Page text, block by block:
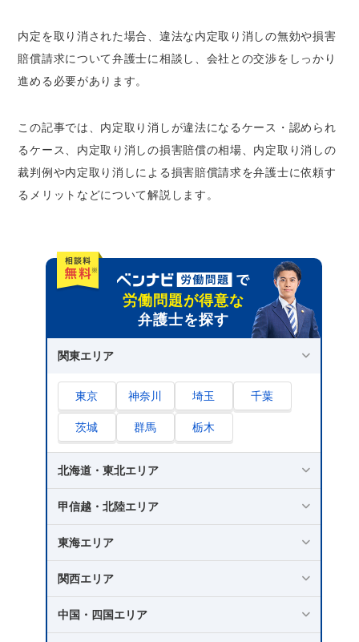
内定を取り消された場合、違法な内定取り消しの無効や損害
賠償請求について弁護士に相談し、会社との交渉をしっかり
進める必要があります。
この記事では、内定取り消しが違法になるケース・認められ
るケース、内定取り消しの損害賠償の相場、内定取り消しの
裁判例や内定取り消しによる損害賠償請求を弁護士に依頼す
るメリットなどについて解説します。
労働問題が得意な
弁護士を探す
関東エリア
東京 神奈川 埼玉 千葉
茨城 群馬 栃木
北海道・東北エリア
甲信越・北陸エリア
東海エリア
関西エリア
中国・四国エリア